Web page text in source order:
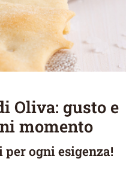
Oliva: gusto e
momento
ogni esigenza!